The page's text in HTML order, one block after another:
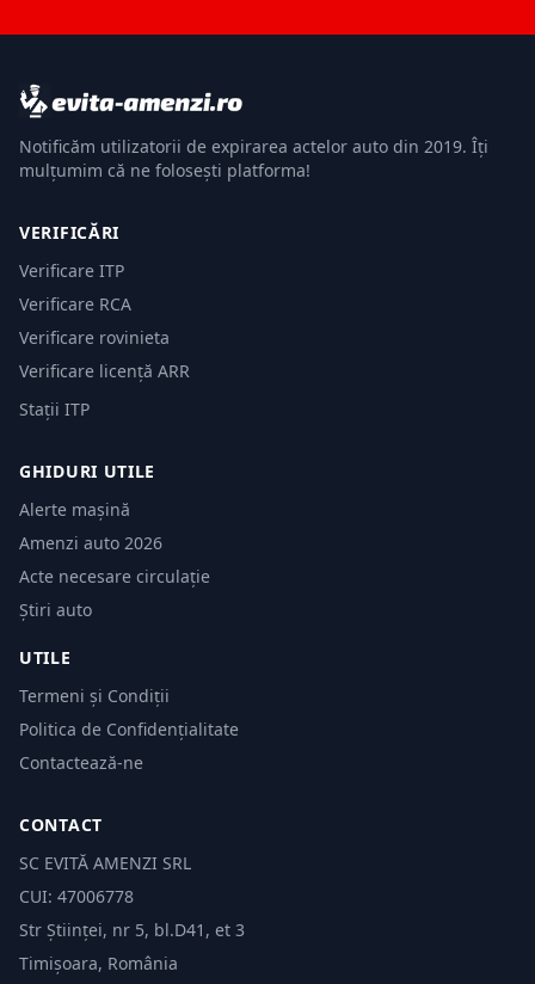
Notificăm utilizatorii de expirarea actelor auto din 2019. Îți
mulțumim că ne folosești platforma!
VERIFICĂRI
Verificare ITP
Verificare RCA
Verificare rovinieta
Verificare licență ARR
Stații ITP
GHIDURI UTILE
Alerte mașină
Amenzi auto 2026
Acte necesare circulație
Știri auto
UTILE
Termeni și Condiții
Politica de Confidențialitate
Contactează-ne
CONTACT
SC EVITĂ AMENZI SRL
CUI: 47006778
Str Științei, nr 5, bl.D41, et 3
Timișoara, România